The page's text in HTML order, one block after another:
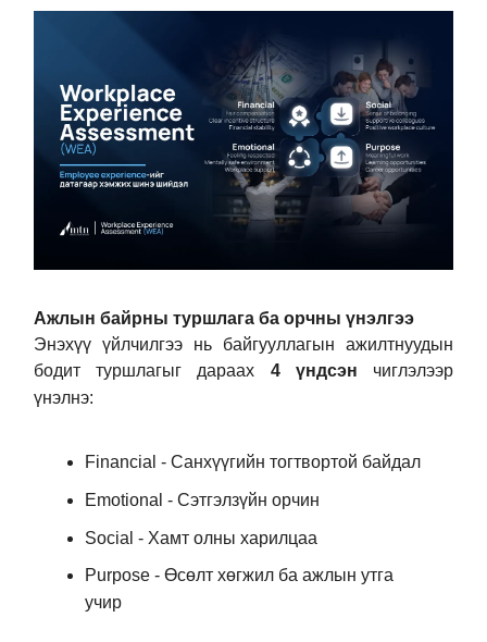
Ажлын байрны туршлага ба орчны үнэлгээ
Энэхүү үйлчилгээ нь байгууллагын ажилтнуудын
бодит туршлагыг дараах 4 үндсэн чиглэлээр
үнэлнэ:
Financial - Санхүүгийн тогтвортой байдал
Emotional - Сэтгэлзүйн орчин
Social - Хамт олны харилцаа
Purpose - Өсөлт хөгжил ба ажлын утга
учир